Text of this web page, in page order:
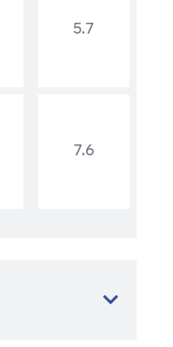
5.7
7.6